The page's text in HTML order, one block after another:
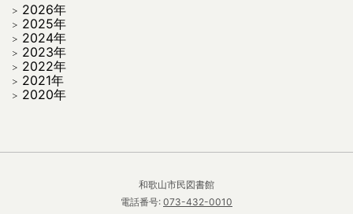
2026年
2025年
2024年
2023年
2022年
2021年
2020年
和歌山市民図書館
電話番号: 073-432-0010